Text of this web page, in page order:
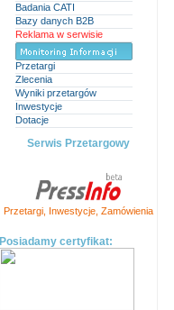
Badania CATI
Bazy danych B2B
Reklama w serwisie
Przetargi
Zlecenia
Wyniki przetargów
Inwestycje
Dotacje
Serwis Przetargowy
Przetargi, Inwestycje, Zamówienia
Posiadamy certyfikat: